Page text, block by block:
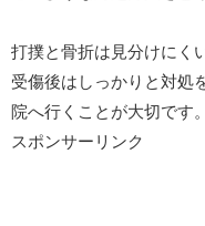
打撲と骨折は見分けにく
受傷後はしっかりと対処
院へ行くことが大切です。
スポンサーリンク